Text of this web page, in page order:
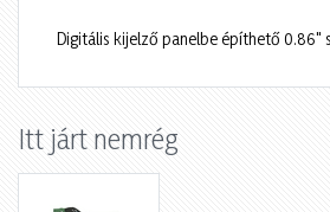
Digitális kijelző panelbe építhető 0.86"
Itt járt nemrég